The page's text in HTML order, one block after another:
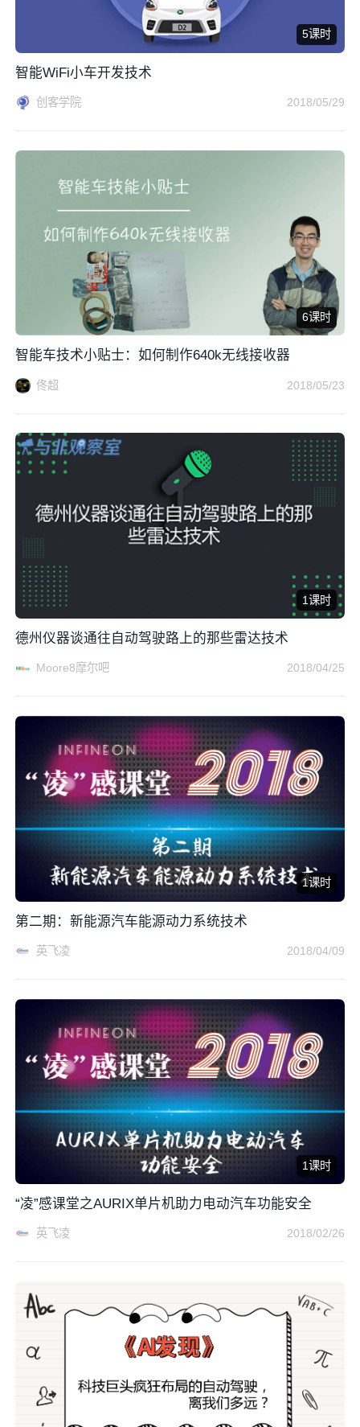
5课时
智能WiFi小车开发技术
创客学院 2018/05/29
6课时
智能车技术小贴士：如何制作640k无线接收器
佟超 2018/05/23
1课时
德州仪器谈通往自动驾驶路上的那些雷达技术
Moore8摩尔吧 2018/04/25
1课时
第二期：新能源汽车能源动力系统技术
英飞凌 2018/04/09
1课时
“凌”感课堂之AURIX单片机助力电动汽车功能安全
英飞凌 2018/02/26